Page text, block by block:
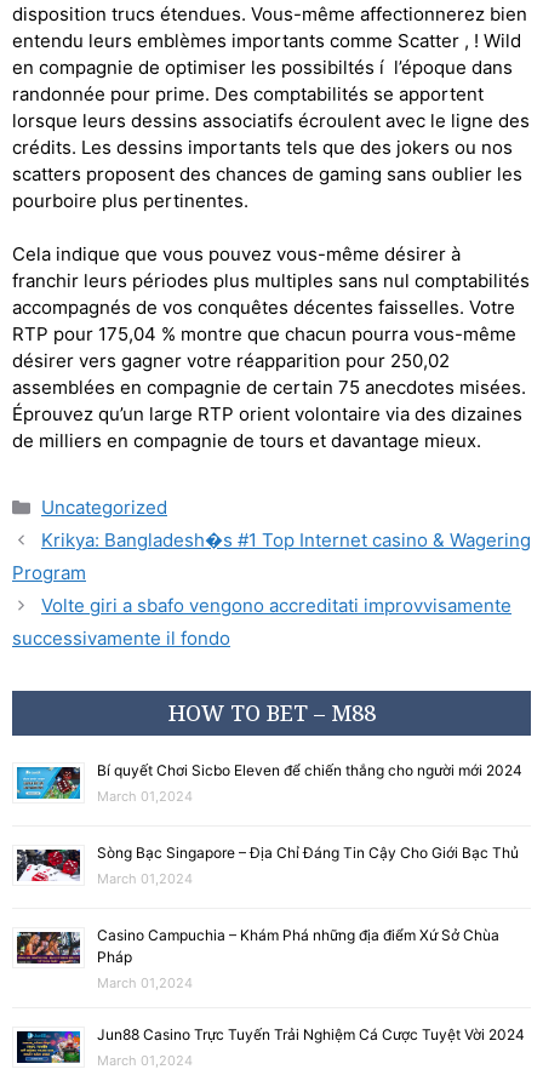
disposition trucs étendues. Vous-même affectionnerez bien
entendu leurs emblèmes importants comme Scatter , ! Wild
en compagnie de optimiser les possibiltés í l’époque dans
randonnée pour prime. Des comptabilités se apportent
lorsque leurs dessins associatifs écroulent avec le ligne des
crédits. Les dessins importants tels que des jokers ou nos
scatters proposent des chances de gaming sans oublier les
pourboire plus pertinentes.
Cela indique que vous pouvez vous-même désirer à
franchir leurs périodes plus multiples sans nul comptabilités
accompagnés de vos conquêtes décentes faisselles. Votre
RTP pour 175,04 % montre que chacun pourra vous-même
désirer vers gagner votre réapparition pour 250,02
assemblées en compagnie de certain 75 anecdotes misées.
Éprouvez qu’un large RTP orient volontaire via des dizaines
de milliers en compagnie de tours et davantage mieux.
Uncategorized
Krikya: Bangladesh�s #1 Top Internet casino & Wagering
Program
Volte giri a sbafo vengono accreditati improvvisamente
successivamente il fondo
HOW TO BET – M88
Bí quyết Chơi Sicbo Eleven để chiến thắng cho người mới 2024
March 01,2024
Sòng Bạc Singapore – Địa Chỉ Đáng Tin Cậy Cho Giới Bạc Thủ
March 01,2024
Casino Campuchia – Khám Phá những địa điểm Xứ Sở Chùa
Pháp
March 01,2024
Jun88 Casino Trực Tuyến Trải Nghiệm Cá Cược Tuyệt Vời 2024
March 01,2024